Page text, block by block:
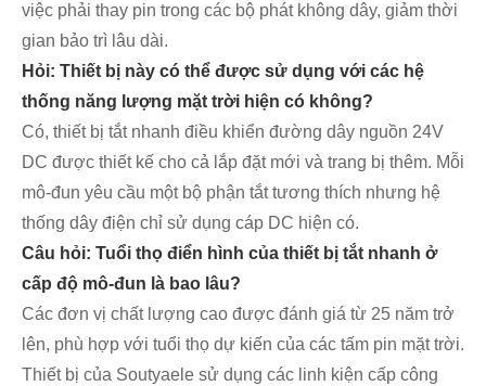
việc phải thay pin trong các bộ phát không dây, giảm thời
gian bảo trì lâu dài.
Hỏi: Thiết bị này có thể được sử dụng với các hệ
thống năng lượng mặt trời hiện có không?
Có, thiết bị tắt nhanh điều khiển đường dây nguồn 24V
DC được thiết kế cho cả lắp đặt mới và trang bị thêm. Mỗi
mô-đun yêu cầu một bộ phận tắt tương thích nhưng hệ
thống dây điện chỉ sử dụng cáp DC hiện có.
Câu hỏi: Tuổi thọ điển hình của thiết bị tắt nhanh ở
cấp độ mô-đun là bao lâu?
Các đơn vị chất lượng cao được đánh giá từ 25 năm trở
lên, phù hợp với tuổi thọ dự kiến ​​của các tấm pin mặt trời.
Thiết bị của Soutyaele sử dụng các linh kiện cấp công